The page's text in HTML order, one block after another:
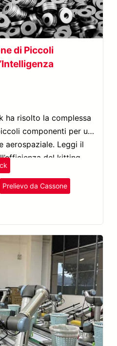
di Piccoli
ha risolto la complessa
componenti per un
aerospaziale. Leggi il
del kitting
artificiale.
Prelievo da Cassone